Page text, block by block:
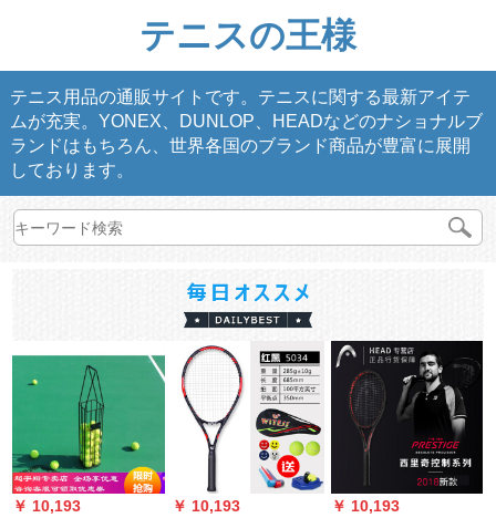
テニスの王様
テニス用品の通販サイトです。テニスに関する最新アイテ
ムが充実。YONEX、DUNLOP、HEADなどのナショナルブ
ランドはもちろん、世界各国のブランド商品が豊富に展開
しております。
￥ 10,193
￥ 10,193
￥ 10,193